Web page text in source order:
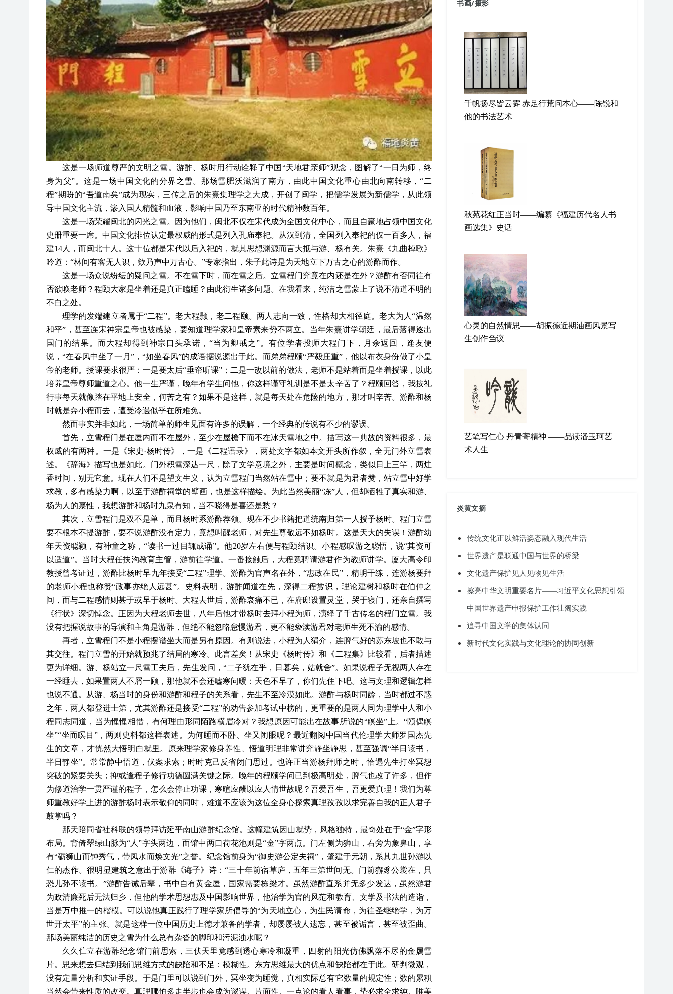
这是一场师道尊严的文明之雪。游酢、杨时用行动诠释了中国“天地君亲师”观念，图解了“一日为师，终
身为父”。这是一场中国文化的分界之雪。那场雪肥沃滋润了南方，由此中国文化重心由北向南转移，“二
程”期盼的“吾道南矣”成为现实，三传之后的朱熹集理学之大成，开创了闽学，把儒学发展为新儒学，从此领
导中国文化主流，渗入国人精髓和血液，影响中国乃至东南亚的时代精神数百年。
这是一场荣耀闽北的闪光之雪。因为他们，闽北不仅在宋代成为全国文化中心，而且自豪地占领中国文化
史册重要一席。中国文化排位认定最权威的形式是列入孔庙奉祀。从汉到清，全国列入奉祀的仅一百多人，福
建14人，而闽北十人。这十位都是宋代以后入祀的，就其思想渊源而言大抵与游、杨有关。朱熹《九曲棹歌》
吟道：“林间有客无人识，欸乃声中万古心。”专家指出，朱子此诗是为天地立下万古之心的游酢而作。
这是一场众说纷纭的疑问之雪。不在雪下时，而在雪之后。立雪程门究竟在内还是在外？游酢有否同往有
否欲唤老师？程颐大家是坐着还是真正瞌睡？由此衍生诸多问题。在我看来，纯洁之雪蒙上了说不清道不明的
不白之处。
理学的发端建立者属于“二程”。老大程颢，老二程颐。两人志向一致，性格却大相径庭。老大为人“温然
和平”，甚至连宋神宗皇帝也被感染，要知道理学家和皇帝素来势不两立。当年朱熹讲学朝廷，最后落得逐出
国门的结果。而大程却得到神宗口头承诺，“当为卿戒之”。有位学者投师大程门下，月余返回，逢友便
说，“在春风中坐了一月”，“如坐春风”的成语据说源出于此。而弟弟程颐“严毅庄重”，他以布衣身份做了小皇
帝的老师。授课要求很严：一是要太后“垂帘听课”；二是一改以前的做法，老师不是站着而是坐着授课，以此
培养皇帝尊师重道之心。他一生严谨，晚年有学生问他，你这样谨守礼训是不是太辛苦了？程颐回答，我按礼
行事每天就像踏在平地上安全，何苦之有？如果不是这样，就是每天处在危险的地方，那才叫辛苦。游酢和杨
时就是奔小程而去，遭受冷遇似乎在所难免。
然而事实并非如此，一场简单的师生见面有许多的误解，一个经典的传说有不少的谬误。
首先，立雪程门是在屋内而不在屋外，至少在屋檐下而不在冰天雪地之中。描写这一典故的资料很多，最
权威的有两种。一是《宋史·杨时传》，一是《二程语录》，两处文字都如本文开头所作叙，全无门外立雪表
述。《辞海》描写也是如此。门外积雪深达一尺，除了文学意境之外，主要是时间概念，类似日上三竿，两炷
香时间，别无它意。现在人们不是望文生义，认为立雪程门当然站在雪中；要不就是为君者赞，站立雪中好学
求教，多有感染力啊，以至于游酢祠堂的壁画，也是这样描绘。为此当然美丽“冻”人，但却牺牲了真实和游、
杨为人的禀性，我想游酢和杨时九泉有知，当不晓得是喜还是愁？
其次，立雪程门是双不是单，而且杨时系游酢荐领。现在不少书籍把道统南归第一人授予杨时。程门立雪
要不根本不提游酢，要不说游酢没有定力，竟想叫醒老师，对先生尊敬远不如杨时。这是天大的失误！游酢幼
年天资聪颖，有神童之称，“读书一过目辄成诵”。他20岁左右便与程颐结识。小程感叹游之聪悟，说“其资可
以适道”。当时大程任扶沟教育主管，游前往学道。一番接触后，大程竟聘请游君作为教师讲学。厦大高令印
教授曾考证过，游酢比杨时早九年接受“二程”理学。游酢为官声名在外，“惠政在民”，精明干练，连游杨要拜
的老师小程也称赞“政事亦绝人远甚”。史料表明，游酢闻道在先，深得二程赏识，理论建树和杨时在伯仲之
间，而与二程感情则甚于或早于杨时。大程去世后，游酢哀痛不已，在府邸设置灵堂，哭于寝门，还亲自撰写
《行状》深切悼念。正因为大程老师去世，八年后他才带杨时去拜小程为师，演绎了千古传名的程门立雪。我
没有把握说故事的导演和主角是游酢，但绝不能忽略怠慢游君，更不能亵渎游君对老师生死不渝的感情。
再者，立雪程门不是小程摆谱坐大而是另有原因。有则说法，小程为人狷介，连脾气好的苏东坡也不敢与
其交往。程门立雪的开始就预兆了结局的寒冷。此言差矣！从宋史《杨时传》和《二程集》比较看，后者描述
更为详细。游、杨站立一尺雪工夫后，先生发问， “二子犹在乎，日暮矣，姑就舍”。如果说程子无视两人存在
一经睡去，如果置两人不屑一顾，那他就不会还嘘寒问暖：天色不早了，你们先住下吧。这与文理和逻辑怎样
也说不通。从游、杨当时的身份和游酢和程子的关系看，先生不至冷漠如此。游酢与杨时同龄，当时都过不惑
之年，两人都登进士第，尤其游酢还是接受“二程”的劝告参加考试中榜的，更重要的是两人同为理学中人和小
程同志同道，当为惺惺相惜，有何理由形同陌路横眉冷对？我想原因可能出在故事所说的“瞑坐”上。“颐偶瞑
坐”“坐而瞑目”，两则史料都这样表述。为何睡而不卧、坐又闭眼呢？最近翻阅中国当代伦理学大师罗国杰先
生的文章，才恍然大悟明白就里。原来理学家修身养性、悟道明理非常讲究静坐静思，甚至强调“半日读书，
半日静坐”。常常静中悟道，伏案求索；时时克己反省闭门思过。也许正当游杨拜师之时，恰遇先生打坐冥想
突破的紧要关头；抑或逢程子修行功德圆满关键之际。晚年的程颐学问已到极高明处，脾气也改了许多，但作
为修道治学一贯严谨的程子，怎么会停止功课，寒暄应酬以应人情世故呢？吾爱吾生，吾更爱真理！我们为尊
师重教好学上进的游酢杨时表示敬仰的同时，难道不应该为这位全身心探索真理孜孜以求完善自我的正人君子
鼓掌吗？
那天陪同省社科联的领导拜访延平南山游酢纪念馆。这幢建筑因山就势，风格独特，最奇处在于“金”字形
布局。背倚翠绿山脉为“人”字头两边，而馆中两口荷花池则是“金”字两点。门左侧为狮山，右旁为象鼻山，享
有“砺狮山而钟秀气，带凤水而焕文光”之誉。纪念馆前身为“御史游公定夫祠”，肇建于元朝，系其九世孙游以
仁的杰作。很明显建筑之意出于游酢《诲子》诗：“三十年前宿草庐，五年三第世间无。门前獬豸公裳在，只
恐儿孙不读书。”游酢告诫后辈，书中自有黄金屋，国家需要栋梁才。虽然游酢直系并无多少发达，虽然游君
为政清廉死后无法归乡，但他的学术思想惠及中国影响世界，他治学为官的风范和教育、文学及书法的造诣，
当是万中推一的楷模。可以说他真正践行了理学家所倡导的“为天地立心，为生民请命，为往圣继绝学，为万
世开太平”的主张。就是这样一位中国历史上德才兼备的学者，却屡屡被人遗忘，甚至被诟言，甚至被歪曲。
那场美丽纯洁的历史之雪为什么总有杂沓的脚印和污泥浊水呢？
久久伫立在游酢纪念馆门前思索，三伏天里竟感到透心寒冷和凝重，四射的阳光仿佛飘落不尽的金属雪
片。思来想去归结到我们思维方式的缺陷和不足：模糊性。东方思维最大的优点和缺陷都在于此。研判微观，
没有定量分析和实证手段。于是门里可以说到门外，冥坐变为睡觉，真相实际总有它数量的规定性；数的累积
当然会带来性质的改变。真理哪怕多走半步也会成为谬误。片面性。一点论的看人看事，势必求全求纯。唯美
书画/摄影
千帆扬尽皆云雾 赤足行荒问本心——陈锐和
他的书法艺术
秋苑花红正当时——编纂《福建历代名人书
画选集》史话
心灵的自然情思——胡振德近期油画风景写
生创作刍议
艺笔写仁心 丹青寄精神 ——品读潘玉珂艺
术人生
炎黄文摘
传统文化正以鲜活姿态融入现代生活
世界遗产是联通中国与世界的桥梁
文化遗产保护见人见物见生活
擦亮中华文明重要名片——习近平文化思想引领
中国世界遗产申报保护工作壮阔实践
追寻中国文学的集体认同
新时代文化实践与文化理论的协同创新